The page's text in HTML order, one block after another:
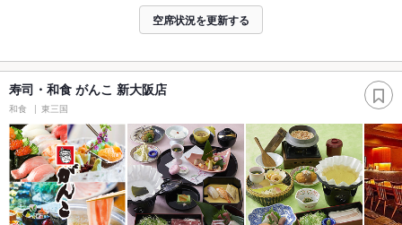
空席状況を更新する
寿司・和食 がんこ 新大阪店
和食 東三国